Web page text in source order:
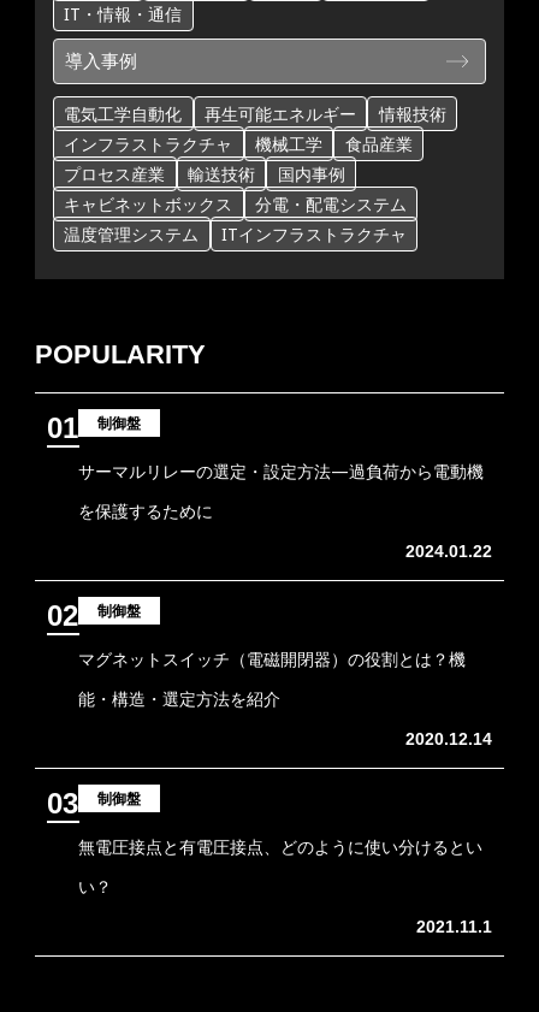
IT・情報・通信
導入事例
電気工学自動化 再生可能エネルギー
情報技術
インフラストラクチャ
機械工学
食品産業
プロセス産業
輸送技術
国内事例
キャビネットボックス
分電・配電システム
温度管理システム
ITインフラストラクチャ
POPULARITY
01 制御盤
サーマルリレーの選定・設定方法―過負荷から電動機
を保護するために
2024.01.22
02 制御盤
マグネットスイッチ（電磁開閉器）の役割とは？機
能・構造・選定方法を紹介
2020.12.14
03 制御盤
無電圧接点と有電圧接点、どのように使い分けるとい
い？
2021.11.1